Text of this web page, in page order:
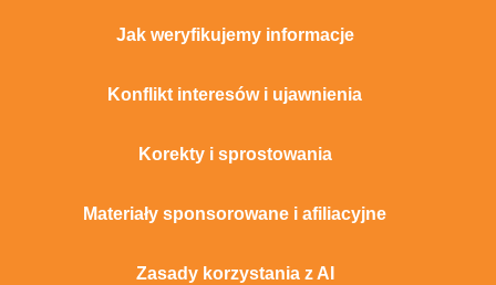
Jak weryfikujemy informacje
Konflikt interesów i ujawnienia
Korekty i sprostowania
Materiały sponsorowane i afiliacyjne
Zasady korzystania z AI